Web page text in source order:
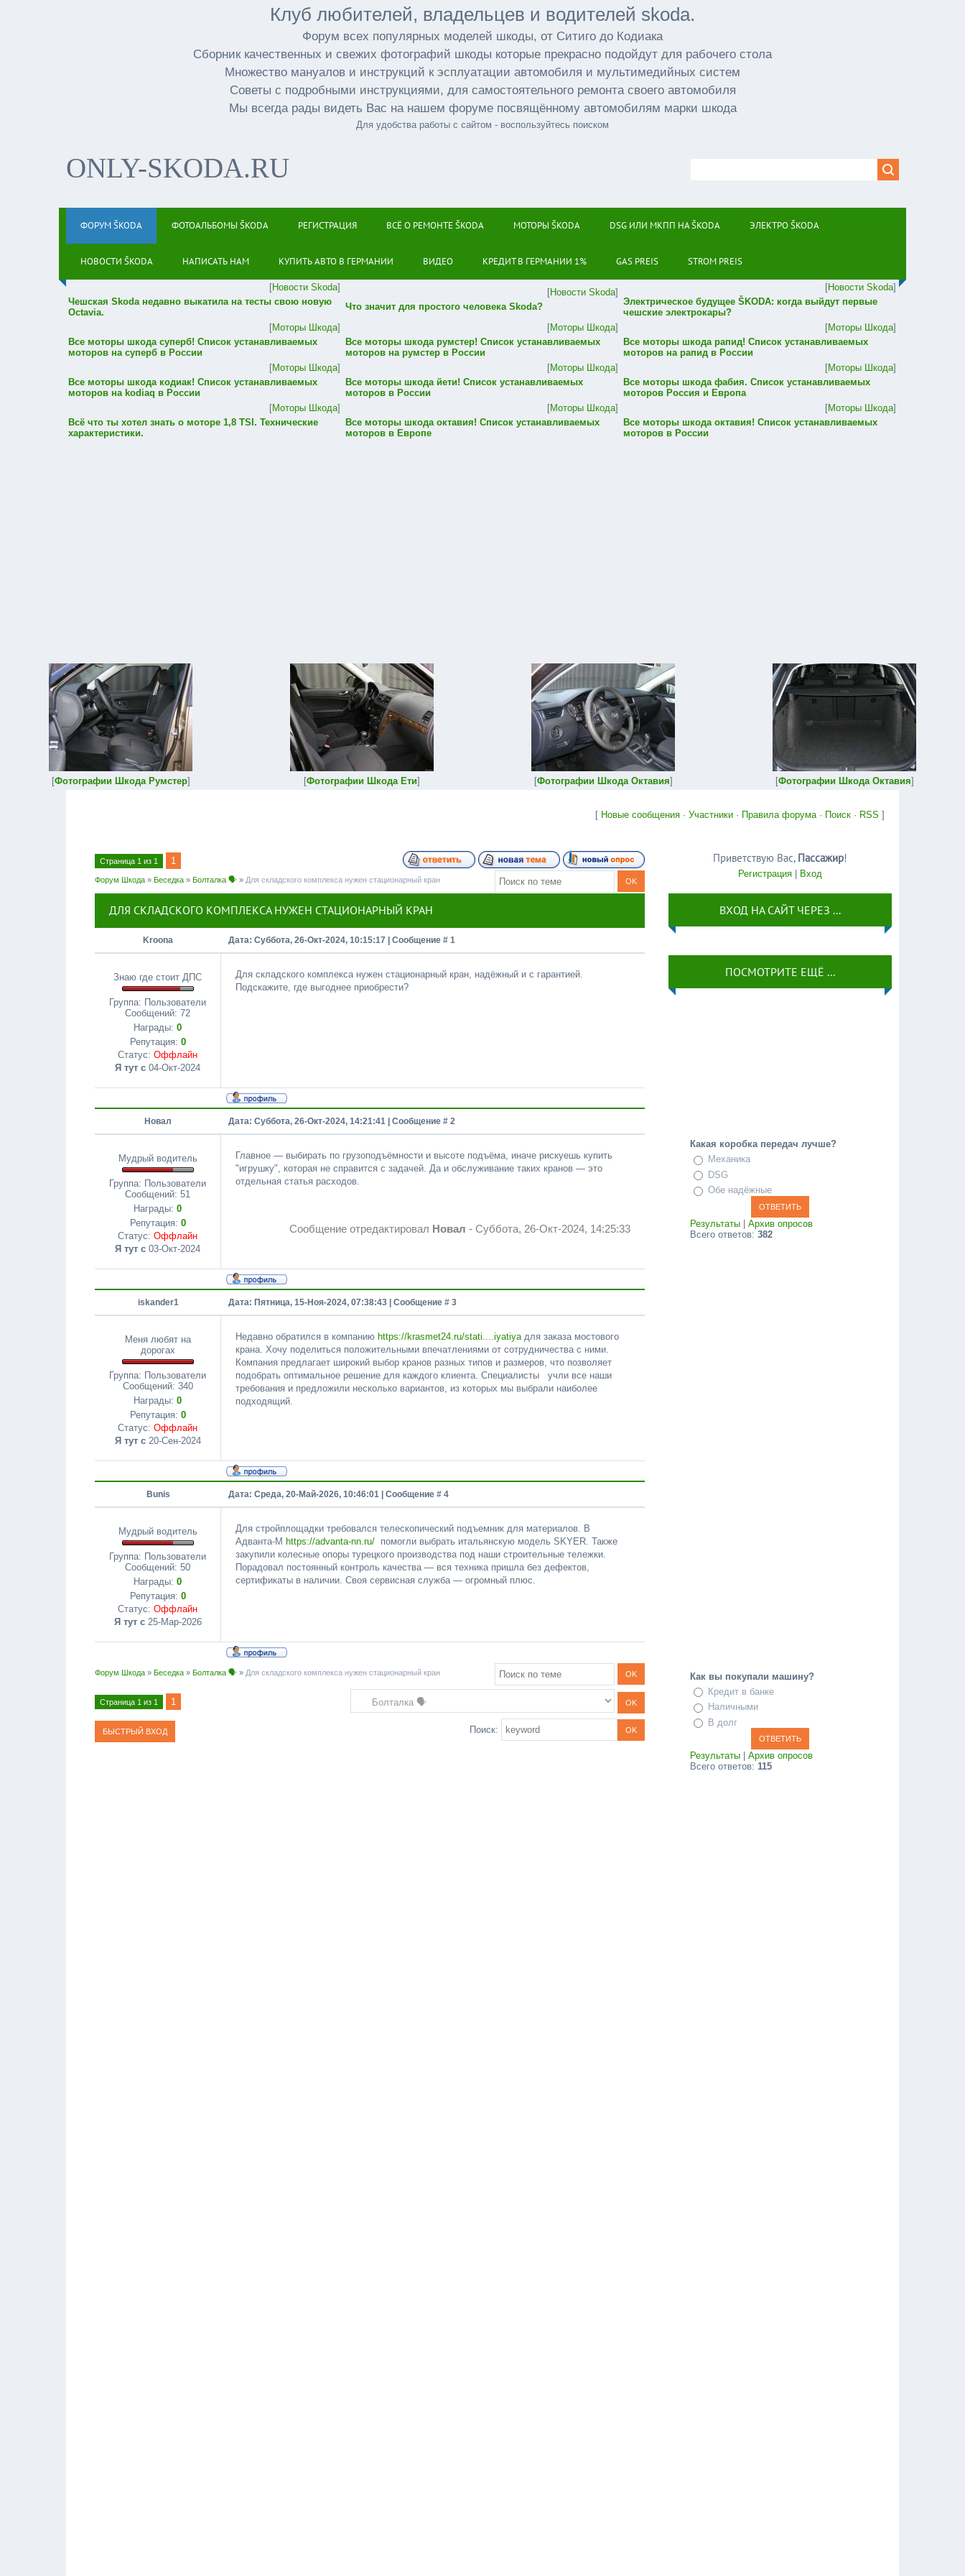
Клуб любителей, владельцев и водителей skoda.
Форум всех популярных моделей шкоды, от Ситиго до Кодиака
Сборник качественных и свежих фотографий шкоды которые прекрасно подойдут для рабочего стола
Множество мануалов и инструкций к эсплуатации автомобиля и мультимедийных систем
Советы с подробными инструкциями, для самостоятельного ремонта своего автомобиля
Мы всегда рады видеть Вас на нашем форуме посвящённому автомобилям марки шкода
Для удобства работы с сайтом - воспользуйтесь поиском
ONLY-SKODA.RU
ФОРУМ ŠKODA ФОТОАЛЬБОМЫ ŠKODA РЕГИСТРАЦИЯ ВСЁ О РЕМОНТЕ ŠKODA МОТОРЫ ŠKODA DSG ИЛИ МКПП НА ŠKODA ЭЛЕКТРО ŠKODA
НОВОСТИ ŠKODA НАПИСАТЬ НАМ КУПИТЬ АВТО В ГЕРМАНИИ ВИДЕО КРЕДИТ В ГЕРМАНИИ 1% GAS PREIS STROM PREIS
[Новости Skoda]
Чешская Skoda недавно выкатила на тесты свою новую
Octavia.
[Новости Skoda]
Что значит для простого человека Skoda?
[Новости Skoda]
Электрическое будущее ŠKODA: когда выйдут первые
чешские электрокары?
[Моторы Шкода]
Все моторы шкода суперб! Список устанавливаемых
моторов на суперб в России
[Моторы Шкода]
Все моторы шкода румстер! Список устанавливаемых
моторов на румстер в России
[Моторы Шкода]
Все моторы шкода рапид! Список устанавливаемых
моторов на рапид в России
[Моторы Шкода]
Все моторы шкода кодиак! Список устанавливаемых
моторов на kodiaq в России
[Моторы Шкода]
Все моторы шкода йети! Список устанавливаемых
моторов в России
[Моторы Шкода]
Все моторы шкода фабия. Список устанавливаемых
моторов Россия и Европа
[Моторы Шкода]
Всё что ты хотел знать о моторе 1,8 TSI. Технические
характеристики.
[Моторы Шкода]
Все моторы шкода октавия! Список устанавливаемых
моторов в Европе
[Моторы Шкода]
Все моторы шкода октавия! Список устанавливаемых
моторов в России
[Фотографии Шкода Румстер] [Фотографии Шкода Ети] [Фотографии Шкода Октавия] [Фотографии Шкода Октавия]
[ Новые сообщения · Участники · Правила форума· Поиск · RSS ]
Страница 1 из 1 1
Форум Шкода » Беседка » Болталка 🗣 » Для складского комплекса нужен стационарный кран
ДЛЯ СКЛАДСКОГО КОМПЛЕКСА НУЖЕН СТАЦИОНАРНЫЙ КРАН
Kroona Дата: Суббота, 26-Окт-2024, 10:15:17 | Сообщение # 1
Знаю где стоит ДПС
Группа: Пользователи
Сообщений: 72
Награды: 0
Репутация: 0
Статус: Оффлайн
Я тут с 04-Окт-2024
Для складского комплекса нужен стационарный кран, надёжный и с гарантией.
Подскажите, где выгоднее приобрести?
Новал Дата: Суббота, 26-Окт-2024, 14:21:41 | Сообщение # 2
Мудрый водитель
Группа: Пользователи
Сообщений: 51
Награды: 0
Репутация: 0
Статус: Оффлайн
Я тут с 03-Окт-2024
Главное — выбирать по грузоподъёмности и высоте подъёма, иначе рискуешь купить
"игрушку", которая не справится с задачей. Да и обслуживание таких кранов — это
отдельная статья расходов.
Сообщение отредактировал Новал - Суббота, 26-Окт-2024, 14:25:33
iskander1 Дата: Пятница, 15-Ноя-2024, 07:38:43 | Сообщение # 3
Меня любят на
дорогах
Группа: Пользователи
Сообщений: 340
Награды: 0
Репутация: 0
Статус: Оффлайн
Я тут с20-Сен-2024
Недавно обратился в компанию https://krasmet24.ru/stati....iyatiyaдля заказа мостового
крана. Хочу поделиться положительными впечатлениями от сотрудничества с ними.
Компания предлагает широкий выбор кранов разных типов и размеров, что позволяет
подобрать оптимальное решение для каждого клиента. Специалисты учли все наши
требования и предложили несколько вариантов, из которых мы выбрали наиболее
подходящий.
Bunis Дата: Среда, 20-Май-2026, 10:46:01 | Сообщение # 4
Мудрый водитель
Группа: Пользователи
Сообщений: 50
Награды: 0
Репутация: 0
Статус: Оффлайн
Я тут с25-Мар-2026
Для стройплощадки требовался телескопический подъемник для материалов. В
Адванта-М https://advanta-nn.ru/ помогли выбрать итальянскую модель SKYER. Также
закупили колесные опоры турецкого производства под наши строительные тележки.
Порадовал постоянный контроль качества — вся техника пришла без дефектов,
сертификаты в наличии. Своя сервисная служба — огромный плюс.
Форум Шкода » Беседка » Болталка 🗣 » Для складского комплекса нужен стационарный кран
Страница 1 из 1 1
Поиск:
Приветствую Вас, Пассажир!
Регистрация| Вход
ВХОД НА САЙТ ЧЕРЕЗ ...
ПОСМОТРИТЕ ЕЩЁ ...
Какая коробка передач лучше?
Механика
DSG
Обе надёжные
Результаты| Архив опросов
Всего ответов: 382
Как вы покупали машину?
Кредит в банке
Наличными
В долг
Результаты| Архив опросов
Всего ответов: 115